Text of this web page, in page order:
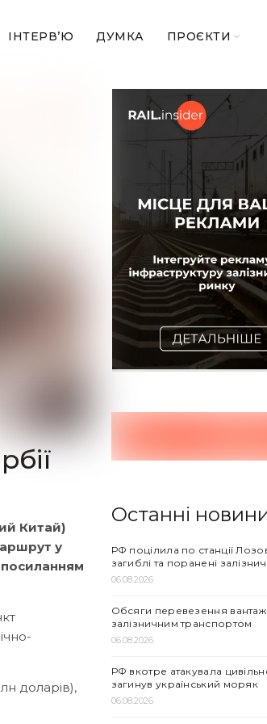
ІНТЕРВ’Ю ДУМКА ПРОЄКТИ
Китай)
у
доларів),
Останні
РФ поцілила по станції
загиблі та поранені
06.08.2026
Обсяги перевезення
залізничним транспортом
06.08.2026
РФ вкотре атакувала
загинув український моряк
06.08.2026